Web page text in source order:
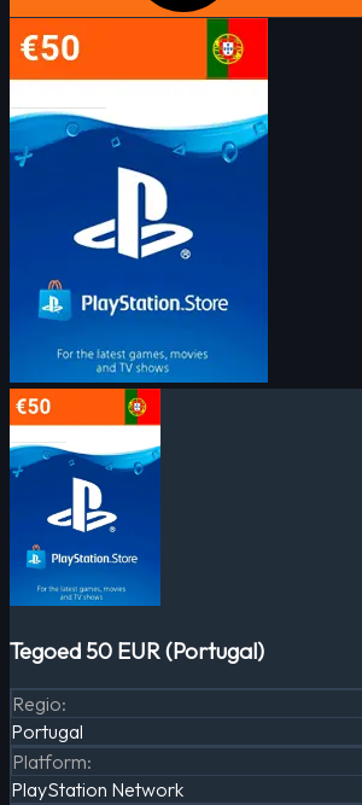
Tegoed 50 EUR (Portugal)
Regio:
Portugal
Platform:
PlayStation Network